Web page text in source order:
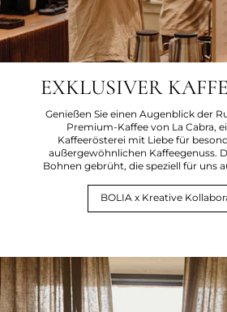
EXKLUSIVER
Genießen Sie einen Augenblick der
Premium-Kaffee von La Cabra,
Kaffeerösterei mit Liebe für
außergewöhnlichen Kaffeegenuss.
Bohnen gebrüht, die speziell für uns
BOLIA x Kreative